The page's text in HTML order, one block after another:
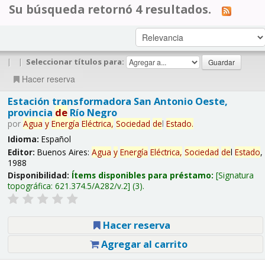
Su búsqueda retornó 4 resultados.
| | Seleccionar títulos para:
Hacer reserva
Estación transformadora San Antonio Oeste,
provincia deRío Negro
por Agua y Energía Eléctrica, Sociedad del Estado.
Idioma: Español
Editor: Buenos Aires: Agua y Energía Eléctrica, Sociedad del Estado,
1988
Disponibilidad: Ítems disponibles para préstamo: Signatura
topográfica: 621.374.5/A282/v.2 (3).
Hacer reserva
Agregar al carrito